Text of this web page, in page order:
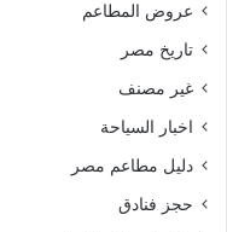
عروض المطاعم
تاريخ مصر
غير مصنف
اخبار السياحة
دليل مطاعم مصر
حجز فنادق